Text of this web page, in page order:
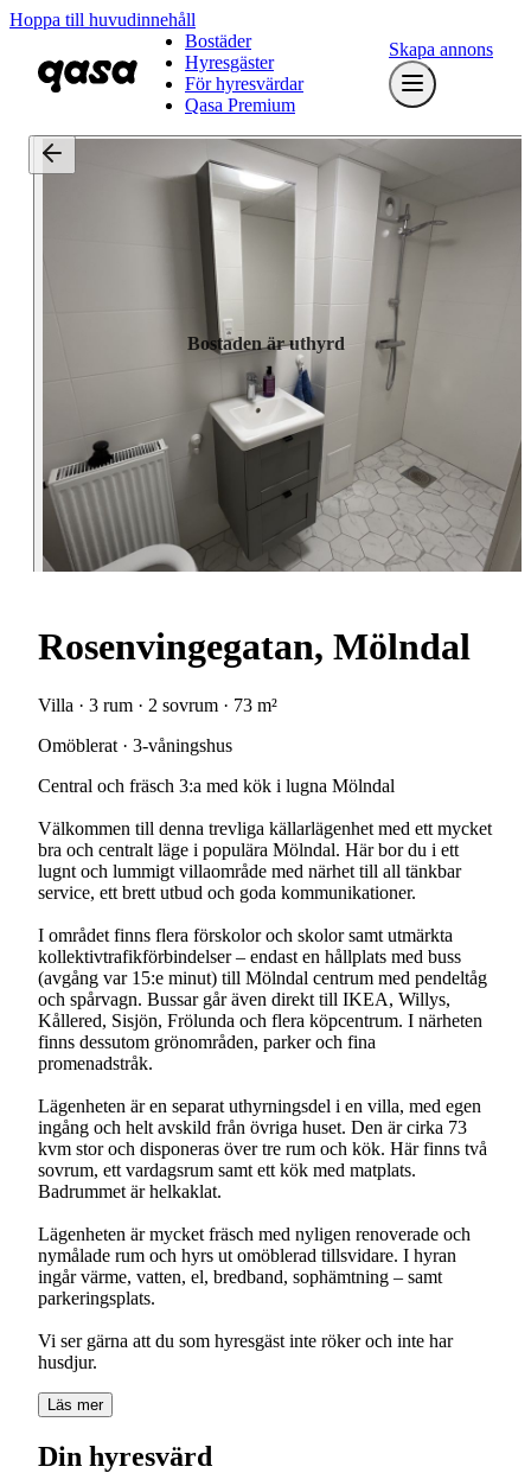
Hoppa till huvudinnehåll
Bostäder
Hyresgäster
För hyresvärdar
Qasa Premium
Skapa annons
Bostaden är uthyrd
Rosenvingegatan, Mölndal
Villa · 3 rum · 2 sovrum · 73 m²
Omöblerat · 3-våningshus
Central och fräsch 3:a med kök i lugna Mölndal
Välkommen till denna trevliga källarlägenhet med ett mycket
bra och centralt läge i populära Mölndal. Här bor du i ett
lugnt och lummigt villaområde med närhet till all tänkbar
service, ett brett utbud och goda kommunikationer.
I området finns flera förskolor och skolor samt utmärkta
kollektivtrafikförbindelser – endast en hållplats med buss
(avgång var 15:e minut) till Mölndal centrum med pendeltåg
och spårvagn. Bussar går även direkt till IKEA, Willys,
Kållered, Sisjön, Frölunda och flera köpcentrum. I närheten
finns dessutom grönområden, parker och fina
promenadstråk.
Lägenheten är en separat uthyrningsdel i en villa, med egen
ingång och helt avskild från övriga huset. Den är cirka 73
kvm stor och disponeras över tre rum och kök. Här finns två
sovrum, ett vardagsrum samt ett kök med matplats.
Badrummet är helkaklat.
Lägenheten är mycket fräsch med nyligen renoverade och
nymålade rum och hyrs ut omöblerad tillsvidare. I hyran
ingår värme, vatten, el, bredband, sophämtning – samt
parkeringsplats.
Vi ser gärna att du som hyresgäst inte röker och inte har
husdjur.
Läs mer
Din hyresvärd